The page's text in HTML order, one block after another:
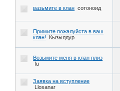
вазьмите в клан сотоноид
Примите пожалуйста в ваш
клан!
Кызылдур
Возьмите меня в клан плиз
fu
Заявка на вступление
Llosanar